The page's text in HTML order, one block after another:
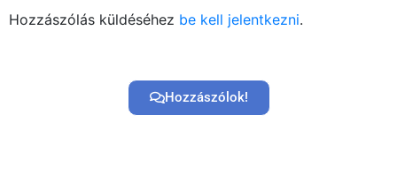
Hozzászólás küldéséhez be kell jelentkezni.
Hozzászólok!